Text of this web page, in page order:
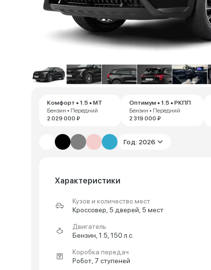
Комфорт • 1.5 • MT
Бензин • Передний
2 029 000 ₽
Оптимум • 1.5 • РКПП
Бензин • Передний
2 319 000 ₽
Год: 2026
Характеристики
Кузов и количество мест
Кроссовер, 5 дверей, 5 мест
Двигатель
Бензин, 1.5, 150 л.с.
Коробка передач
Робот, 7 ступеней